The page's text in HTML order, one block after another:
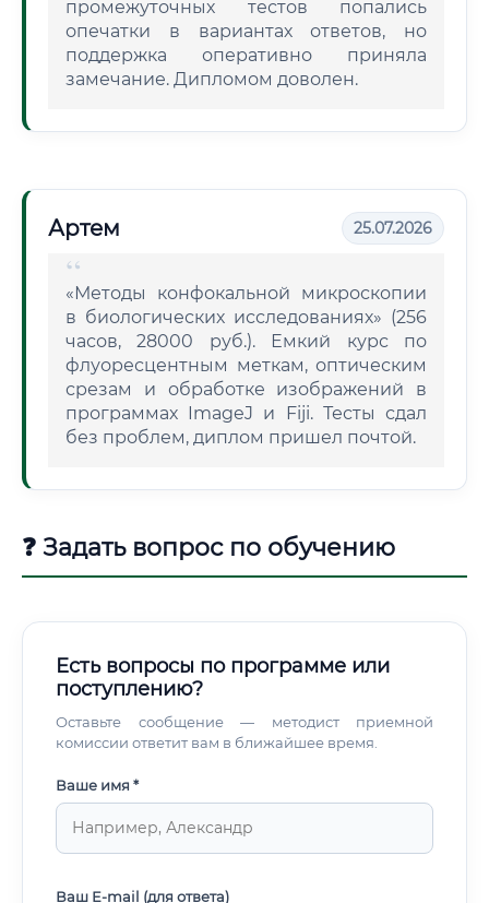
промежуточных тестов попались
опечатки в вариантах ответов, но
поддержка оперативно приняла
замечание. Дипломом доволен.
Артем 25.07.2026
«Методы конфокальной микроскопии
в биологических исследованиях» (256
часов, 28000 руб.). Емкий курс по
флуоресцентным меткам, оптическим
срезам и обработке изображений в
программах ImageJ и Fiji. Тесты сдал
без проблем, диплом пришел почтой.
❓ Задать вопрос по обучению
Есть вопросы по программе или
поступлению?
Оставьте сообщение — методист приемной
комиссии ответит вам в ближайшее время.
Ваше имя *
Ваш E-mail (для ответа)